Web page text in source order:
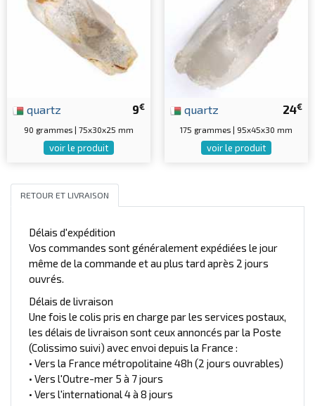
9€
quartz
90 grammes | 75x30x25 mm
voir le produit
24€
quartz
175 grammes | 95x45x30 mm
voir le produit
RETOUR ET LIVRAISON
Délais d'expédition
Vos commandes sont généralement expédiées le jour
même de la commande et au plus tard après 2 jours
ouvrés.
Délais de livraison
Une fois le colis pris en charge par les services postaux,
les délais de livraison sont ceux annoncés par la Poste
(Colissimo suivi) avec envoi depuis la France :
• Vers la France métropolitaine 48h (2 jours ouvrables)
• Vers l'Outre-mer 5 à 7 jours
• Vers l'international 4 à 8 jours